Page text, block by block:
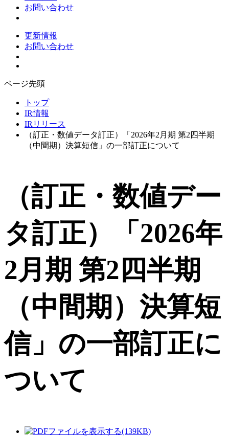
お問い合わせ
更新情報
お問い合わせ
ページ先頭
トップ
IR情報
IRリリース
（訂正・数値データ訂正）「2026年2月期 第2四半期
（中間期）決算短信」の一部訂正について
（訂正・数値デー
タ訂正）「2026年
2月期 第2四半期
（中間期）決算短
信」の一部訂正に
ついて
(139KB)